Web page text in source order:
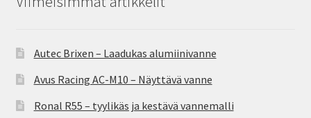
Autec Brixen – Laadukas alumiinivanne
Avus Racing AC-M10 – Näyttävä vanne
Ronal R55 – tyylikäs ja kestävä vannemalli